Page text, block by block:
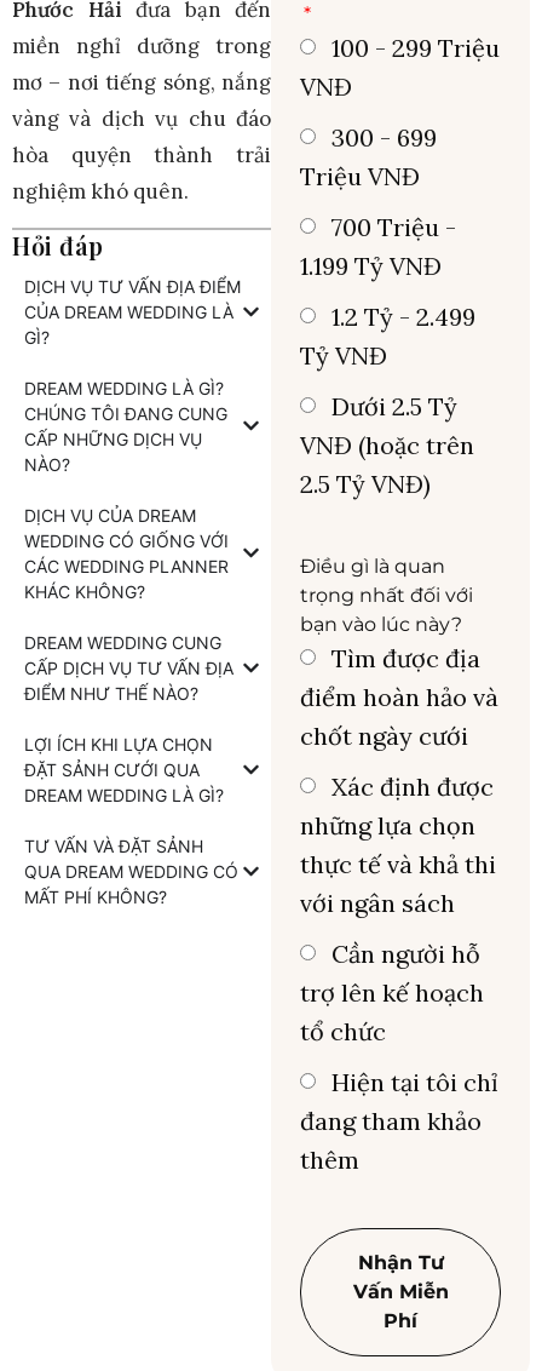
Phước Hải đưa bạn đến
miền nghỉ dưỡng trong
mơ – nơi tiếng sóng, nắng
vàng và dịch vụ chu đáo
hòa quyện thành trải
nghiệm khó quên.
Hỏi đáp
DỊCH VỤ TƯ VẤN ĐỊA ĐIỂM
CỦA DREAM WEDDING LÀ
GÌ?
DREAM WEDDING LÀ GÌ?
CHÚNG TÔI ĐANG CUNG
CẤP NHỮNG DỊCH VỤ
NÀO?
DỊCH VỤ CỦA DREAM
WEDDING CÓ GIỐNG VỚI
CÁC WEDDING PLANNER
KHÁC KHÔNG?
DREAM WEDDING CUNG
CẤP DỊCH VỤ TƯ VẤN ĐỊA
ĐIỂM NHƯ THẾ NÀO?
LỢI ÍCH KHI LỰA CHỌN
ĐẶT SẢNH CƯỚI QUA
DREAM WEDDING LÀ GÌ?
TƯ VẤN VÀ ĐẶT SẢNH
QUA DREAM WEDDING CÓ
MẤT PHÍ KHÔNG?
100 - 299 Triệu
VNĐ
300 - 699
Triệu VNĐ
700 Triệu -
1.199 Tỷ VNĐ
1.2 Tỷ - 2.499
Tỷ VNĐ
Dưới 2.5 Tỷ
VNĐ (hoặc trên
2.5 Tỷ VNĐ)
Điều gì là quan
trọng nhất đối với
bạn vào lúc này?
Tìm được địa
điểm hoàn hảo và
chốt ngày cưới
Xác định được
những lựa chọn
thực tế và khả thi
với ngân sách
Cần người hỗ
trợ lên kế hoạch
tổ chức
Hiện tại tôi chỉ
đang tham khảo
thêm
Nhận Tư
Vấn Miễn
Phí